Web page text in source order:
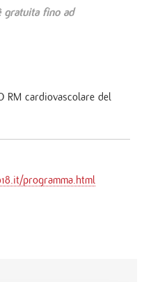
gratuita fino ad
RM cardiovascolare del
programma.html